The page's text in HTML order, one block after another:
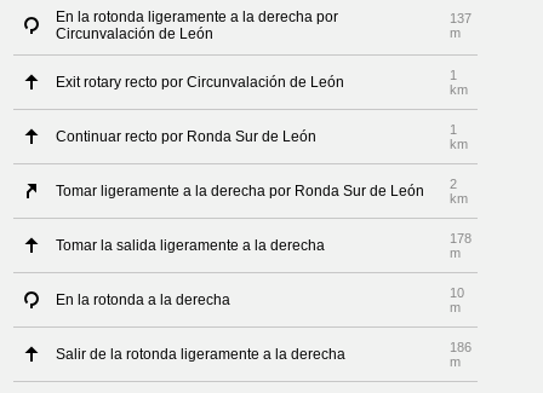
En la rotonda ligeramente a la derecha por
Circunvalación de León
137
m
Exit rotary recto por Circunvalación de León
1
km
Continuar recto por Ronda Sur de León
1
km
Tomar ligeramente a la derecha por Ronda Sur de León
2
km
Tomar la salida ligeramente a la derecha
178
m
En la rotonda a la derecha
10
m
Salir de la rotonda ligeramente a la derecha
186
m